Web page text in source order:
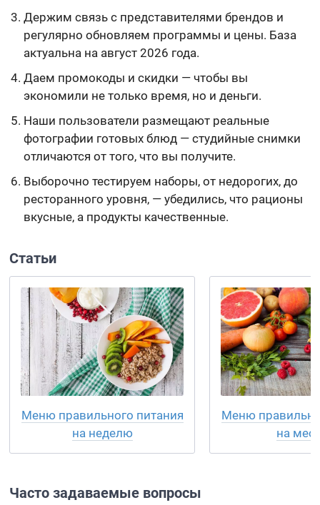
Держим связь с представителями брендов и
регулярно обновляем программы и цены. База
актуальна на август 2026 года.
Даем промокоды и скидки — чтобы вы
экономили не только время, но и деньги.
Наши пользователи размещают реальные
фотографии готовых блюд — студийные снимки
отличаются от того, что вы получите.
Выборочно тестируем наборы, от недорогих, до
ресторанного уровня, — убедились, что рационы
вкусные, а продукты качественные.
Статьи
Меню правильного питания
на неделю
Меню
на
Часто задаваемые вопросы